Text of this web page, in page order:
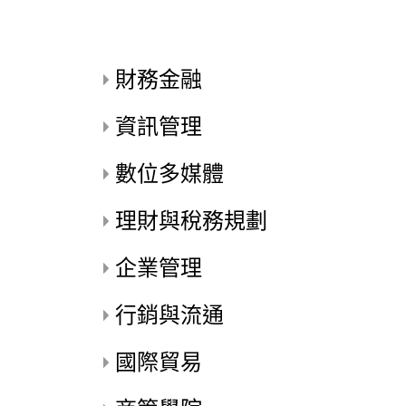
財務金融
資訊管理
數位多媒體
理財與稅務規劃
企業管理
行銷與流通
國際貿易